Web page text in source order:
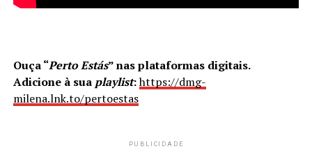
Ouça “Perto Estás” nas plataformas digitais.
Adicione à sua playlist:https://dmg-
milena.lnk.to/pertoestas
PUBLICIDADE